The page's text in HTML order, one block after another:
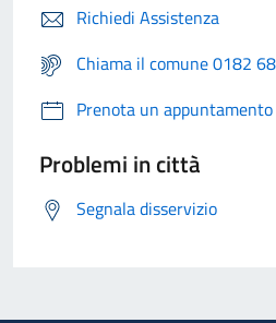
Richiedi Assistenza
Chiama il comune 0182
Prenota un appuntamento
Problemi in città
Segnala disservizio